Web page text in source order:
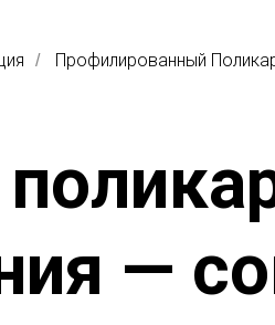
/ Профилированный
—